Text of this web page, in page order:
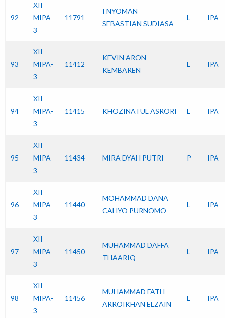
92
XII
MIPA-
3
11791
I NYOMAN
SEBASTIAN SUDIASA
L IPA
93
XII
MIPA-
3
11412
KEVIN ARON
KEMBAREN
L IPA
94
XII
MIPA-
3
11415 KHOZINATUL ASRORI L IPA
95
XII
MIPA-
3
11434 MIRA DYAH PUTRI P IPA
96
XII
MIPA-
3
11440
MOHAMMAD DANA
CAHYO PURNOMO
L IPA
97
XII
MIPA-
3
11450
MUHAMMAD DAFFA
THAARIQ
L IPA
98
XII
MIPA-
3
11456
MUHAMMAD FATH
ARROIKHAN ELZAIN
L IPA